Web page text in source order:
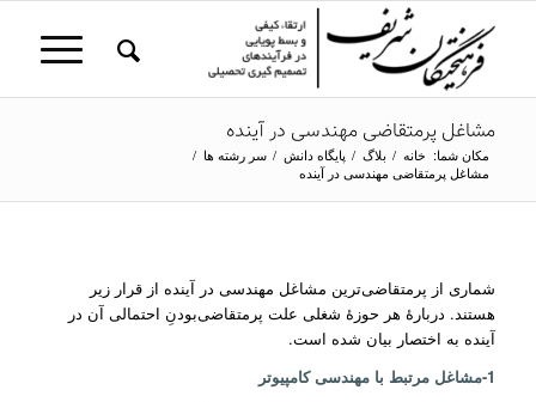
مشاغل پرمتقاضی مهندسی در آینده
مکان شما: خانه / بلاگ / پایگاه دانش / سر رشته ها /
مشاغل پرمتقاضی مهندسی در آینده
شماری از پرمتقاضی‌ترین مشاغل مهندسی در آینده از قرار زیر
هستند. دربارۀ هر حوزۀ شغلی علت پرمتقاضی‌بودنِ احتمالی آن در
آینده به اختصار بیان شده است.
1-مشاغل مرتبط با مهندسی کامپیوتر